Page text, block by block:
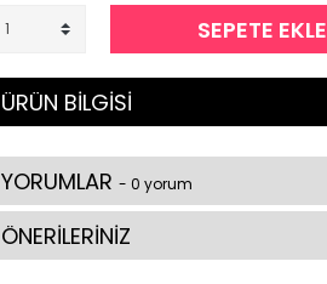
SEPETE EKLE
ÜRÜN BİLGİSİ
YORUMLAR - 0 yorum
ÖNERİLERİNİZ